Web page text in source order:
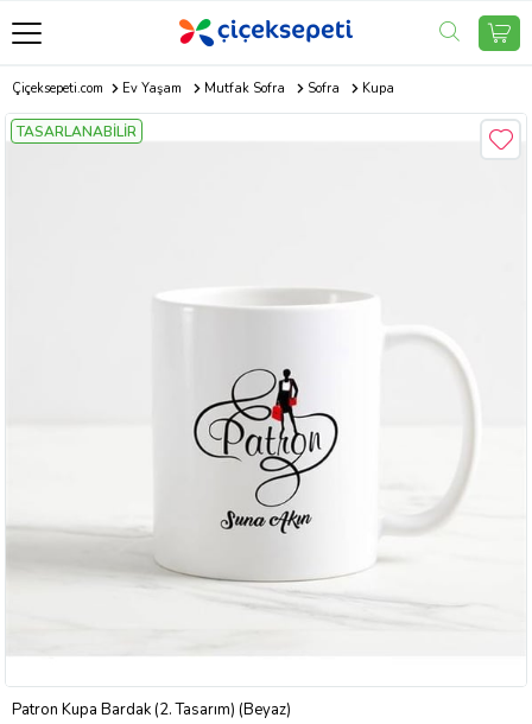
Çiçeksepeti.com Ev Yaşam Mutfak Sofra Sofra Kupa
TASARLANABİLİR
Patron Kupa Bardak (2. Tasarım) (Beyaz)